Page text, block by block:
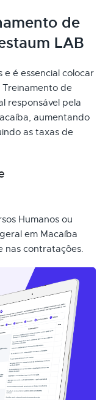
de
LAB
e é essencial colocar
de
responsável pela
aumentando
as taxas de
Humanos ou
em Macaíba
nas contratações.